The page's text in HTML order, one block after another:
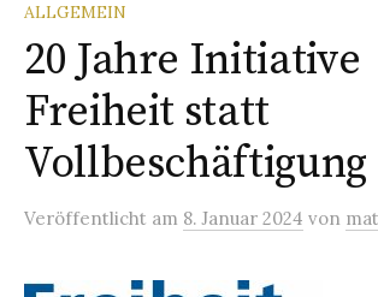
ALLGEMEIN
20 Jahre Initiative
Freiheit statt
Vollbeschäftigung
Veröffentlicht am 8. Januar 2024 von